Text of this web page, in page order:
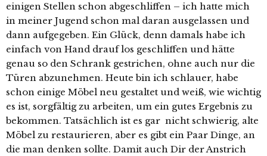
einigen Stellen schon abgeschliffen – ich hatte mich
in meiner Jugend schon mal daran ausgelassen und
dann aufgegeben. Ein Glück, denn damals habe ich
einfach von Hand drauf los geschliffen und hätte
genau so den Schrank gestrichen, ohne auch nur die
Türen abzunehmen. Heute bin ich schlauer, habe
schon einige Möbel neu gestaltet und weiß, wie wichtig
es ist, sorgfältig zu arbeiten, um ein gutes Ergebnis zu
bekommen. Tatsächlich ist es gar nicht schwierig, alte
Möbel zu restaurieren, aber es gibt ein Paar Dinge, an
die man denken sollte. Damit auch Dir der Anstrich